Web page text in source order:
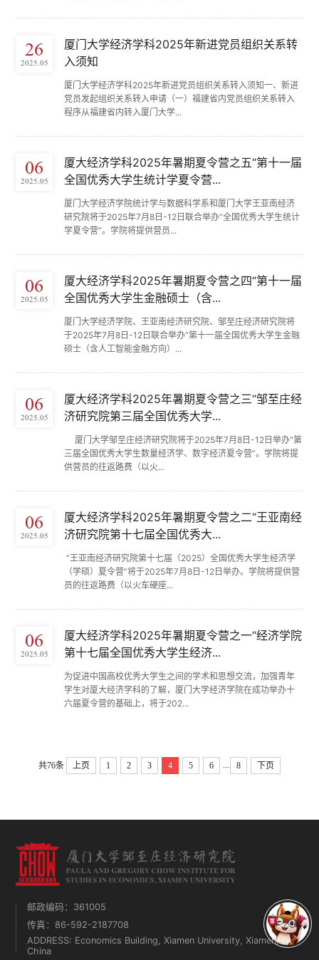
26
2025.05
厦门大学经济学科2025年新进党员组织关系转
入须知
厦门大学经济学科2025年新进党员组织关系转入须知一、新进
党员发起组织关系转入申请（一）福建省内党员组织关系转入
程序从福建省内转入厦门大学...
06
2025.05
厦大经济学科2025年暑期夏令营之五“第十一届
全国优秀大学生统计学夏令营...
厦门大学经济学院统计学与数据科学系和厦门大学王亚南经济
研究院将于2025年7月8日-12日联合举办“全国优秀大学生统计
学夏令营”。学院将提供营员...
06
2025.05
厦大经济学科2025年暑期夏令营之四“第十一届
全国优秀大学生金融硕士（含...
厦门大学经济学院、王亚南经济研究院、邹至庄经济研究院将
于2025年7月8日-12日联合举办“第十一届全国优秀大学生金融
硕士（含人工智能金融方向）...
06
2025.05
厦大经济学科2025年暑期夏令营之三“邹至庄经
济研究院第三届全国优秀大学...
厦门大学邹至庄经济研究院将于2025年7月8日-12日举办“第
三届全国优秀大学生数量经济学、数字经济夏令营”。学院将提
供营员的往返路费（以火...
06
2025.05
厦大经济学科2025年暑期夏令营之二“王亚南经
济研究院第十七届全国优秀大...
“王亚南经济研究院第十七届（2025）全国优秀大学生经济学
（学硕）夏令营”将于2025年7月8日-12日举办。学院将提供营
员的往返路费（以火车硬座...
06
2025.05
厦大经济学科2025年暑期夏令营之一“经济学院
第十七届全国优秀大学生经济...
为促进中国高校优秀大学生之间的学术和思想交流，加强青年
学生对厦大经济学科的了解，厦门大学经济学院在成功举办十
六届夏令营的基础上，将于202...
共76条 上页 1 2 3 4 5 6 8 下页
邮政编码：361005
传真：86-592-2187708
ADDRESS: Economics Building, Xiamen University, Xiamen,
China